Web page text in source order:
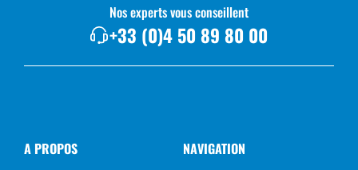
Nos experts vous conseillent
+33 (0)4 50 89 80 00
A PROPOS NAVIGATION